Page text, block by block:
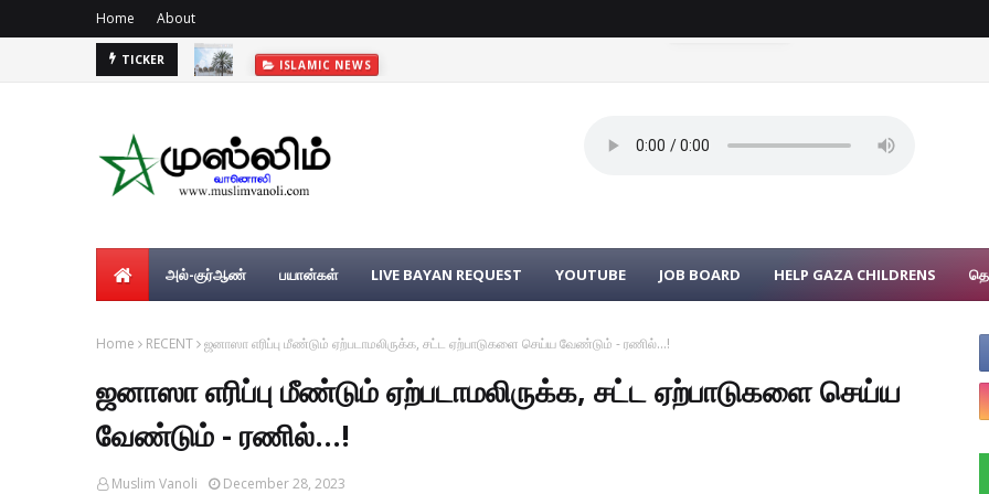
Home About
TICKER ISLAMIC NEWS
அல்-குர்ஆண் பயான்கள் LIVE BAYAN REQUEST YOUTUBE JOB BOARD HELP GAZA CHILDRENS
Home RECENT ஜனாஸா எரிப்பு மீண்டும் ஏற்படாமலிருக்க, சட்ட ஏற்பாடுகளை செய்ய வேண்டும் - ரணில்...!
ஜனாஸா எரிப்பு மீண்டும் ஏற்படாமலிருக்க, சட்ட ஏற்பாடுகளை செய்ய
வேண்டும் - ரணில்...!
Muslim Vanoli December 28, 2023